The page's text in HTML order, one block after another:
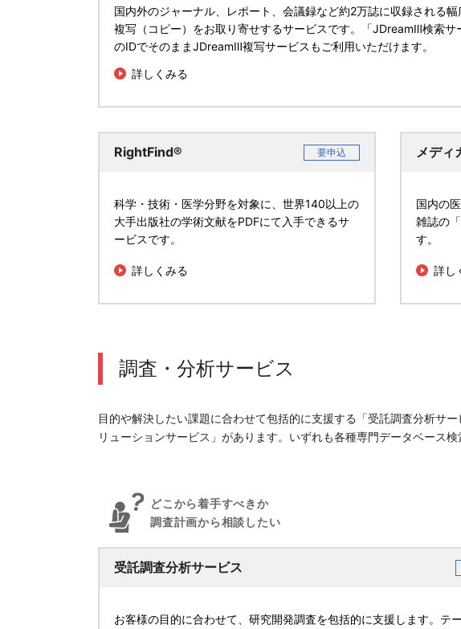
国内外のジャーナル、レポート、会議録など約2万誌に収録される
複写（コピー）をお取り寄せするサービスです。「JDreamⅢ検索サ
のIDでそのままJDreamⅢ複写サービスもご利用いただけます。
詳しくみる
RightFind® 要申込
科学・技術・医学分野を対象に、世界140以上の
大手出版社の学術文献をPDFにて入手できるサ
ービスです。
詳しくみる
メディ
国内の
雑誌の
す。
詳し
調査・分析サービス
目的や解決したい課題に合わせて包括的に支援する「受託調査分析サ
リューションサービス」があります。いずれも各種専門データベース
どこから着手すべきか
調査計画から相談したい
受託調査分析サービス
お客様の目的に合わせて、研究開発調査を包括的に支援します。テ